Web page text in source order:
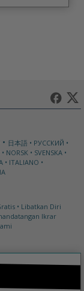
日本語
РУССКИЙ
NORSK
SVENSKA
ITALIANO
Libatkan Diri
Ikrar